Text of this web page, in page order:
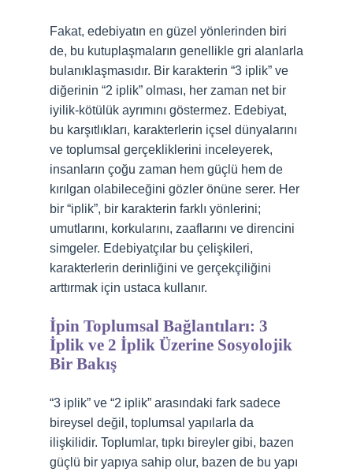
Fakat, edebiyatın en güzel yönlerinden biri
de, bu kutuplaşmaların genellikle gri alanlarla
bulanıklaşmasıdır. Bir karakterin “3 iplik” ve
diğerinin “2 iplik” olması, her zaman net bir
iyilik-kötülük ayrımını göstermez. Edebiyat,
bu karşıtlıkları, karakterlerin içsel dünyalarını
ve toplumsal gerçekliklerini inceleyerek,
insanların çoğu zaman hem güçlü hem de
kırılgan olabileceğini gözler önüne serer. Her
bir “iplik”, bir karakterin farklı yönlerini;
umutlarını, korkularını, zaaflarını ve direncini
simgeler. Edebiyatçılar bu çelişkileri,
karakterlerin derinliğini ve gerçekçiliğini
arttırmak için ustaca kullanır.
İpin Toplumsal Bağlantıları: 3
İplik ve 2 İplik Üzerine Sosyolojik
Bir Bakış
“3 iplik” ve “2 iplik” arasındaki fark sadece
bireysel değil, toplumsal yapılarla da
ilişkilidir. Toplumlar, tıpkı bireyler gibi, bazen
güçlü bir yapıya sahip olur, bazen de bu yapı